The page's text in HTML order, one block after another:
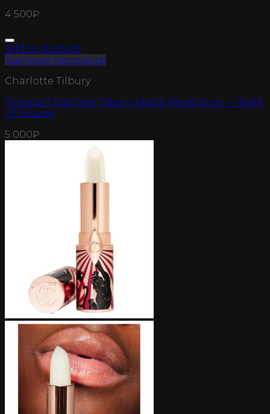
4 500₽
Add to Wishlist
Быстрый просмотр
Charlotte Tilbury
Помада Charlotte Tilbury Matte Revolution — Walk
Of Shame
5 000₽